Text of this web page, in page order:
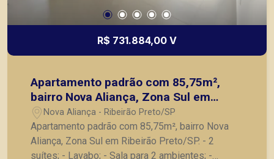
R$ 731.884,00 V
Apartamento padrão com 85,75m²,
bairro Nova Aliança, Zona Sul em
Ribeirão Preto/SP.
Nova Aliança - Ribeirão Preto/SP
Apartamento padrão com 85,75m², bairro Nova
Aliança, Zona Sul em Ribeirão Preto/SP. - 2
suítes; - Lavabo; - Sala para 2 ambientes; -